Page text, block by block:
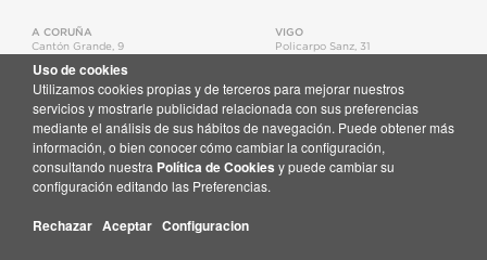
A CORUÑA
Cantón Grande, 9
T.+34 981 22 15 25
Mapa
VIGO
Policarpo Sanz, 31
Mapa
Recibe en tu correo toda la actualidad de la Fundación Barrié
Suscríbete aquí
© Fundación Barrié
Uso de cookies
Utilizamos cookies propias y de terceros para mejorar nuestros
servicios y mostrarle publicidad relacionada con sus preferencias
mediante el análisis de sus hábitos de navegación. Puede obtener más
información, o bien conocer cómo cambiar la configuración,
consultando nuestra Política de Cookies y puede cambiar su
configuración editando las Preferencias.
Rechazar Aceptar Configuracion